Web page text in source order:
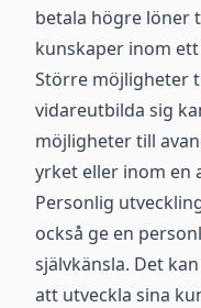
betala högre löner
kunskaper inom
Större möjligheter
vidareutbilda sig
möjligheter till
yrket eller inom en
Personlig
också ge en
självkänsla. Det
att utveckla sina